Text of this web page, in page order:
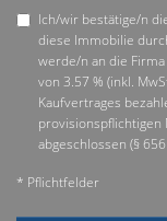
Ich/wir bestätige/n
diese Immobilie
werde/n an die Firma
von 3.57 % (inkl.
Kaufvertrages
provisionspflichtigen
abgeschlossen (§
* Pflichtfelder